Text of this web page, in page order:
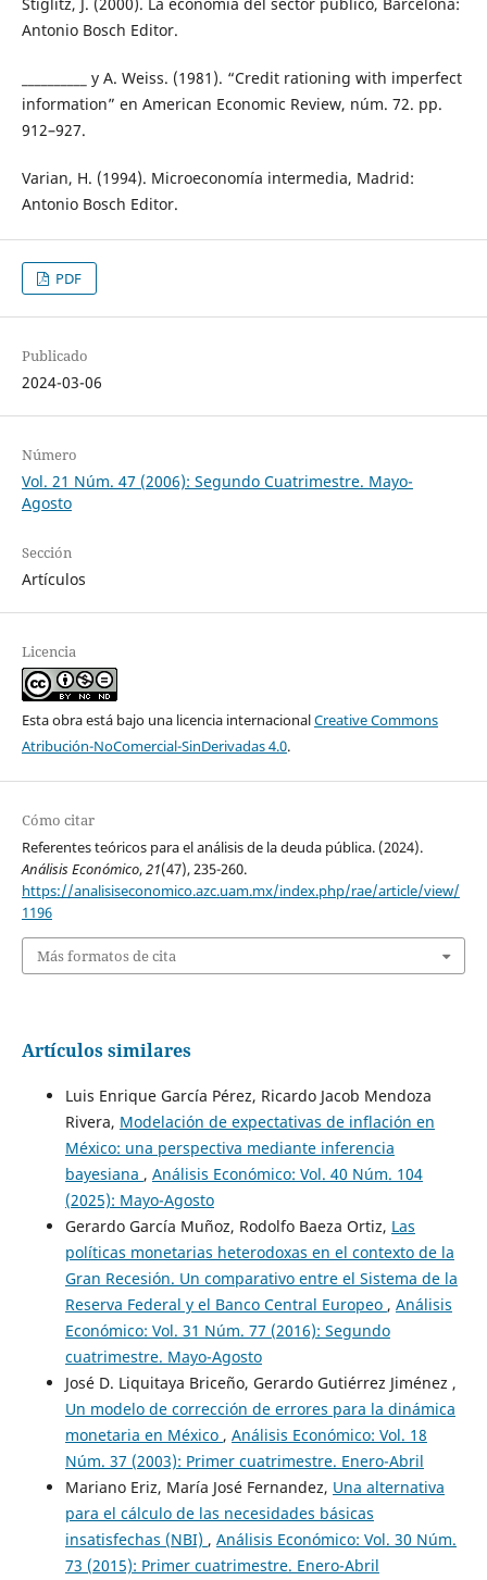
Antonio Bosch Editor.
__________ y A. Weiss. (1981). “Credit rationing with imperfect
information” en American Economic Review, núm. 72. pp.
912–927.
Varian, H. (1994). Microeconomía intermedia, Madrid:
Antonio Bosch Editor.
PDF
Publicado
2024-03-06
Número
Vol. 21 Núm. 47 (2006): Segundo Cuatrimestre. Mayo-
Agosto
Sección
Artículos
Licencia
Esta obra está bajo una licencia internacionalCreative Commons
Atribución-NoComercial-SinDerivadas 4.0.
Cómo citar
Referentes teóricos para el análisis de la deuda pública. (2024).
Análisis Económico,21(47), 235-260.
https://analisiseconomico.azc.uam.mx/index.php/rae/article/view/
1196
Más formatos de cita
Artículos similares
Luis Enrique García Pérez, Ricardo Jacob Mendoza
Rivera, Modelación de expectativas de inflación en
México: una perspectiva mediante inferencia
bayesiana , Análisis Económico: Vol. 40 Núm. 104
(2025): Mayo-Agosto
Gerardo García Muñoz, Rodolfo Baeza Ortiz, Las
políticas monetarias heterodoxas en el contexto de la
Gran Recesión. Un comparativo entre el Sistema de la
Reserva Federal y el Banco Central Europeo , Análisis
Económico: Vol. 31 Núm. 77 (2016): Segundo
cuatrimestre. Mayo-Agosto
José D. Liquitaya Briceño, Gerardo Gutiérrez Jiménez ,
Un modelo de corrección de errores para la dinámica
monetaria en México , Análisis Económico: Vol. 18
Núm. 37 (2003): Primer cuatrimestre. Enero-Abril
Mariano Eriz, María José Fernandez, Una alternativa
para el cálculo de las necesidades básicas
insatisfechas (NBI) , Análisis Económico: Vol. 30 Núm.
73 (2015): Primer cuatrimestre. Enero-Abril